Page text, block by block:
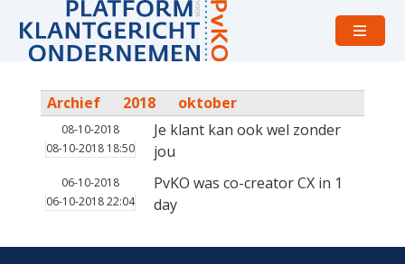
Open
Archief 2018 oktober
08-10-2018
08-10-2018 18:50
Je klant kan ook wel zonder
jou
06-10-2018
06-10-2018 22:04
PvKO was co-creator CX in 1
day